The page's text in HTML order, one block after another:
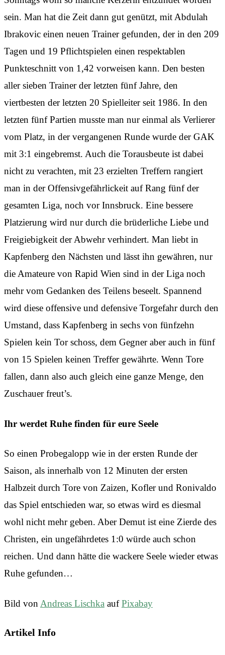
sein. Man hat die Zeit dann gut genützt, mit Abdulah
Ibrakovic einen neuen Trainer gefunden, der in den 209
Tagen und 19 Pflichtspielen einen respektablen
Punkteschnitt von 1,42 vorweisen kann. Den besten
aller sieben Trainer der letzten fünf Jahre, den
viertbesten der letzten 20 Spielleiter seit 1986. In den
letzten fünf Partien musste man nur einmal als Verlierer
vom Platz, in der vergangenen Runde wurde der GAK
mit 3:1 eingebremst. Auch die Torausbeute ist dabei
nicht zu verachten, mit 23 erzielten Treffern rangiert
man in der Offensivgefährlickeit auf Rang fünf der
gesamten Liga, noch vor Innsbruck. Eine bessere
Platzierung wird nur durch die brüderliche Liebe und
Freigiebigkeit der Abwehr verhindert. Man liebt in
Kapfenberg den Nächsten und lässt ihn gewähren, nur
die Amateure von Rapid Wien sind in der Liga noch
mehr vom Gedanken des Teilens beseelt. Spannend
wird diese offensive und defensive Torgefahr durch den
Umstand, dass Kapfenberg in sechs von fünfzehn
Spielen kein Tor schoss, dem Gegner aber auch in fünf
von 15 Spielen keinen Treffer gewährte. Wenn Tore
fallen, dann also auch gleich eine ganze Menge, den
Zuschauer freut’s.
Ihr werdet Ruhe finden für eure Seele
So einen Probegalopp wie in der ersten Runde der
Saison, als innerhalb von 12 Minuten der ersten
Halbzeit durch Tore von Zaizen, Kofler und Ronivaldo
das Spiel entschieden war, so etwas wird es diesmal
wohl nicht mehr geben. Aber Demut ist eine Zierde des
Christen, ein ungefährdetes 1:0 würde auch schon
reichen. Und dann hätte die wackere Seele wieder etwas
Ruhe gefunden…
Bild von Andreas Lischka aufPixabay
Artikel Info